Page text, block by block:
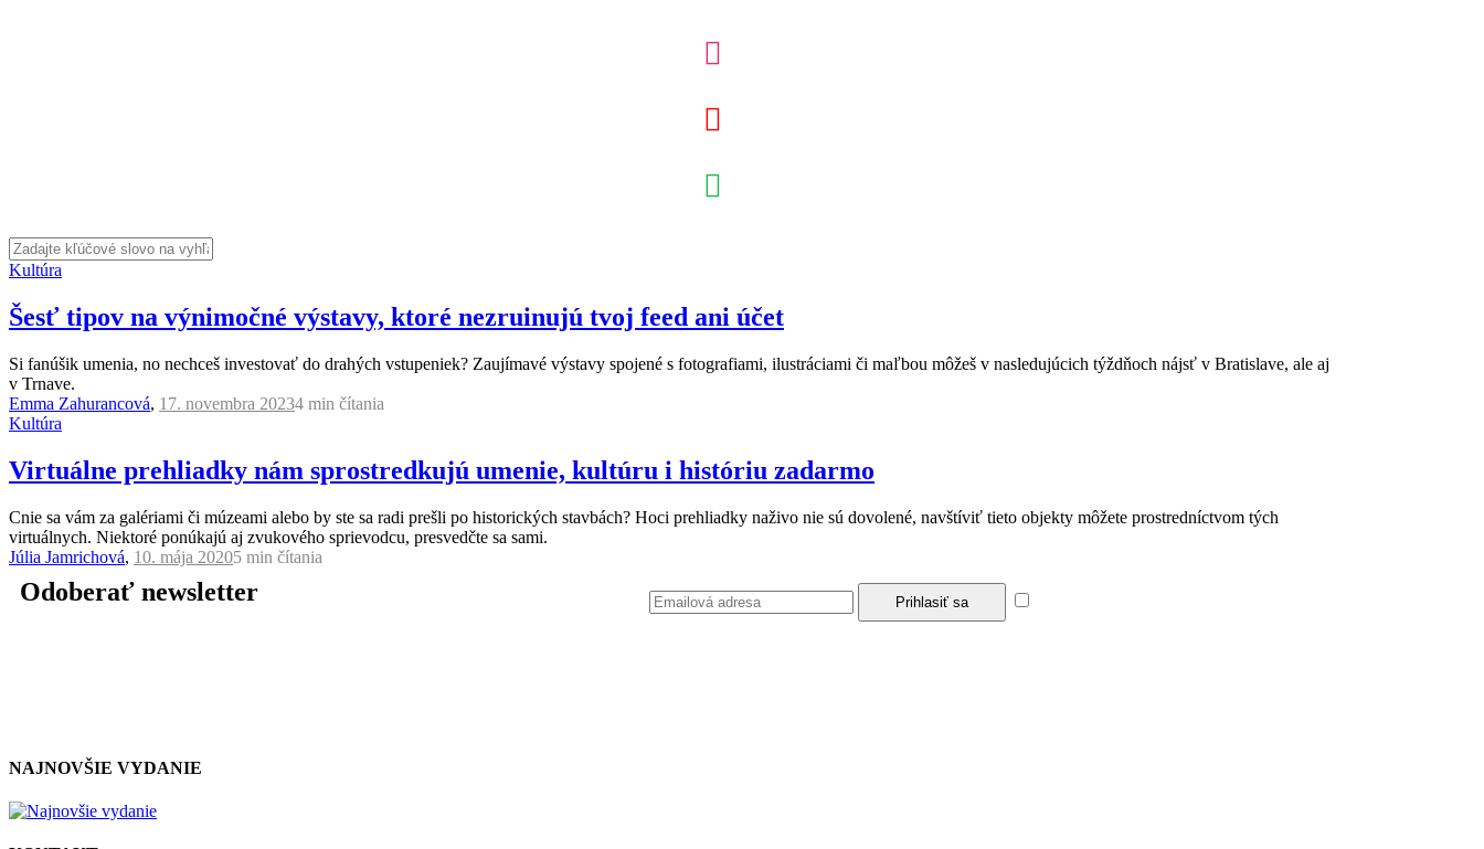
Kultúra
Šesť tipov na výnimočné výstavy, ktoré nezruinujú tvoj feed ani účet
Si fanúšik umenia, no nechceš investovať do drahých vstupeniek? Zaujímavé výstavy spojené s fotografiami, ilustráciami či maľbou môžeš v nasledujúcich týždňoch nájsť v Bratislave, ale aj
v Trnave.
Emma Zahurancová, 17. novembra 20234 min čítania
Kultúra
Virtuálne prehliadky nám sprostredkujú umenie, kultúru i históriu zadarmo
Cnie sa vám za galériami či múzeami alebo by ste sa radi prešli po historických stavbách? Hoci prehliadky naživo nie sú dovolené, navštíviť tieto objekty môžete prostredníctvom tých
virtuálnych. Niektoré ponúkajú aj zvukového sprievodcu, presvedčte sa sami.
Júlia Jamrichová, 10. mája 20205 min čítania
Odoberať newsletter
NAJNOVŠIE VYDANIE